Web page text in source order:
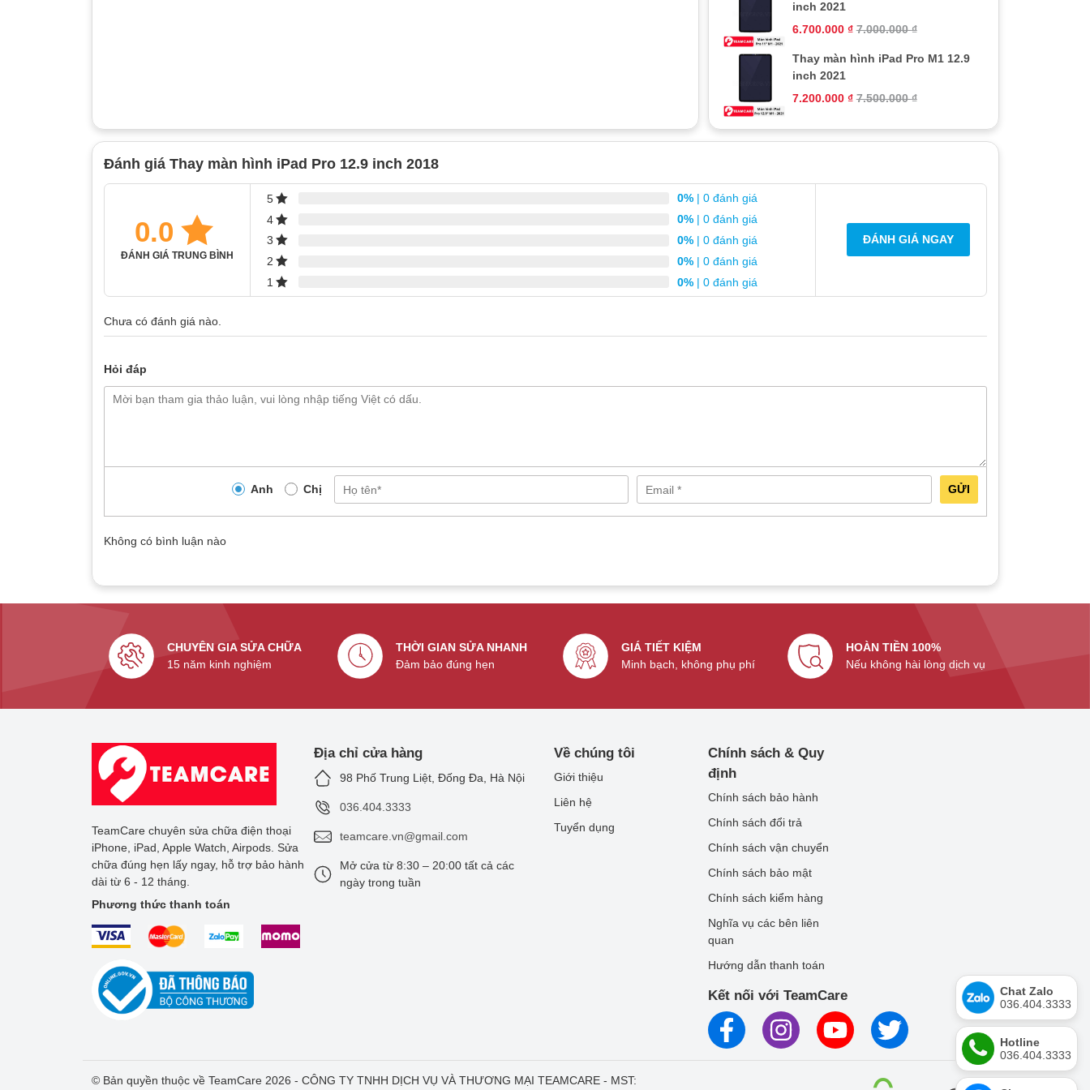
inch 2021
6.700.000 ₫ 7.000.000₫
Thay màn hình iPad Pro M1 12.9
inch 2021
7.200.000 ₫ 7.500.000₫
Đánh giá Thay màn hình iPad Pro 12.9 inch 2018
0.0
ĐÁNH GIÁ TRUNG BÌNH
5 0%| 0 đánh giá
4
0%| 0 đánh giá
3
0%| 0 đánh giá
2
0%| 0 đánh giá
1
0%| 0 đánh giá
ĐÁNH GIÁ NGAY
Chưa có đánh giá nào.
Hỏi đáp
Anh Chị GỬI
Không có bình luận nào
CHUYÊN GIA SỬA CHỮA
15 năm kinh nghiệm
THỜI GIAN SỬA NHANH
Đảm bảo đúng hẹn
GIÁ TIẾT KIỆM
Minh bạch, không phụ phí
HOÀN TIỀN 100%
Nếu không hài lòng dịch vụ
TeamCare chuyên sửa chữa điện thoại
iPhone, iPad, Apple Watch, Airpods. Sửa
chữa đúng hẹn lấy ngay, hỗ trợ bảo hành
dài từ 6 - 12 tháng.
Phương thức thanh toán
Địa chỉ cửa hàng
98 Phố Trung Liệt, Đống Đa, Hà Nội
036.404.3333
teamcare.vn@gmail.com
Mở cửa từ 8:30 – 20:00 tất cả các
ngày trong tuần
Về chúng tôi
Giới thiệu
Liên hệ
Tuyển dụng
Chính sách & Quy
định
Chính sách bảo hành
Chính sách đổi trả
Chính sách vận chuyển
Chính sách bảo mật
Chính sách kiểm hàng
Nghĩa vụ các bên liên
quan
Hướng dẫn thanh toán
Kết nối với TeamCare
© Bản quyền thuộc về TeamCare 2026 - CÔNG TY TNHH DỊCH VỤ VÀ THƯƠNG MẠI TEAMCARE - MST:
Chat Zalo
036.404.3333
Hotline
036.404.3333